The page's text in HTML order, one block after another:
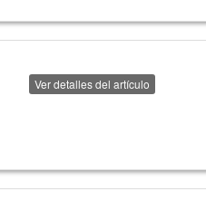
Ver detalles del artículo